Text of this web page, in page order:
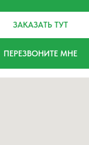
ЗАКАЗАТЬ ТУТ
ПЕРЕЗВОНИТЕ МНЕ